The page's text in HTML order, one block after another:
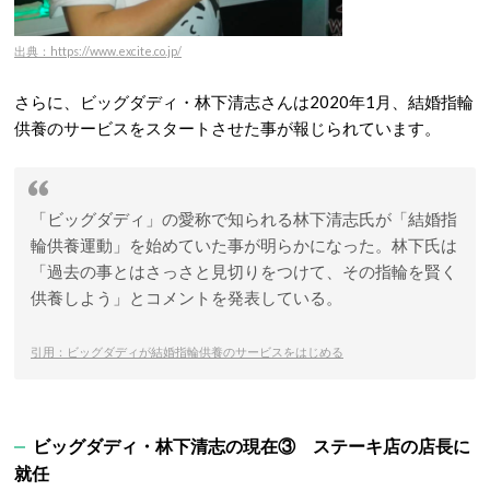
出典：https://www.excite.co.jp/
さらに、ビッグダディ・林下清志さんは2020年1月、結婚指輪
供養のサービスをスタートさせた事が報じられています。
「ビッグダディ」の愛称で知られる林下清志氏が「結婚指
輪供養運動」を始めていた事が明らかになった。林下氏は
「過去の事とはさっさと見切りをつけて、その指輪を賢く
供養しよう」とコメントを発表している。
引用：ビッグダディが結婚指輪供養のサービスをはじめる
ビッグダディ・林下清志の現在③ ステーキ店の店長に
就任